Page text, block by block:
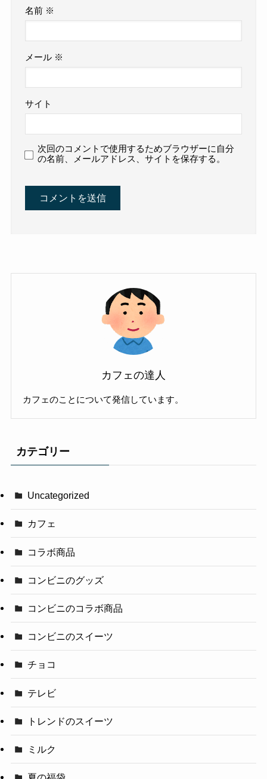
名前 ※
メール ※
サイト
次回のコメントで使用するためブラウザーに自分
の名前、メールアドレス、サイトを保存する。
カフェの達人
カフェのことについて発信しています。
カテゴリー
Uncategorized
カフェ
コラボ商品
コンビニのグッズ
コンビニのコラボ商品
コンビニのスイーツ
チョコ
テレビ
トレンドのスイーツ
ミルク